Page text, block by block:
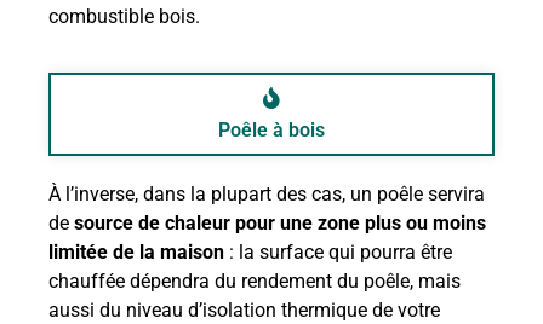
combustible bois.
Poêle à bois
À l’inverse, dans la plupart des cas, un poêle servira
de source de chaleur pour une zone plus ou moins
limitée de la maison : la surface qui pourra être
chauffée dépendra du rendement du poêle, mais
aussi du niveau d’isolation thermique de votre